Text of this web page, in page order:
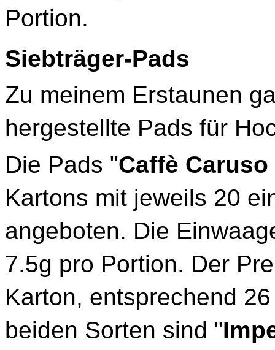
Portion.
Siebträger-Pads
Zu meinem Erstaunen
hergestellte Pads für
Die Pads "Caffè
Kartons mit jeweils 20
angeboten. Die
7.5g pro Portion. Der
Karton, entsprechend
beiden Sorten sind "